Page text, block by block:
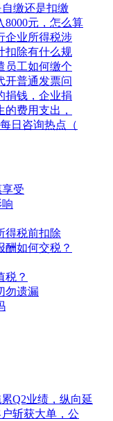
缴还是扣缴
8000元，怎么算
企业所得税涉
扣除有什么规
员工如何缴个
开普通发票问
捐钱，企业捐
费用支出，
日咨询热点（
受
得税前扣除
酬如何交税？
税？
勿遗漏
Q2业绩，纵向延
斩获大单，公